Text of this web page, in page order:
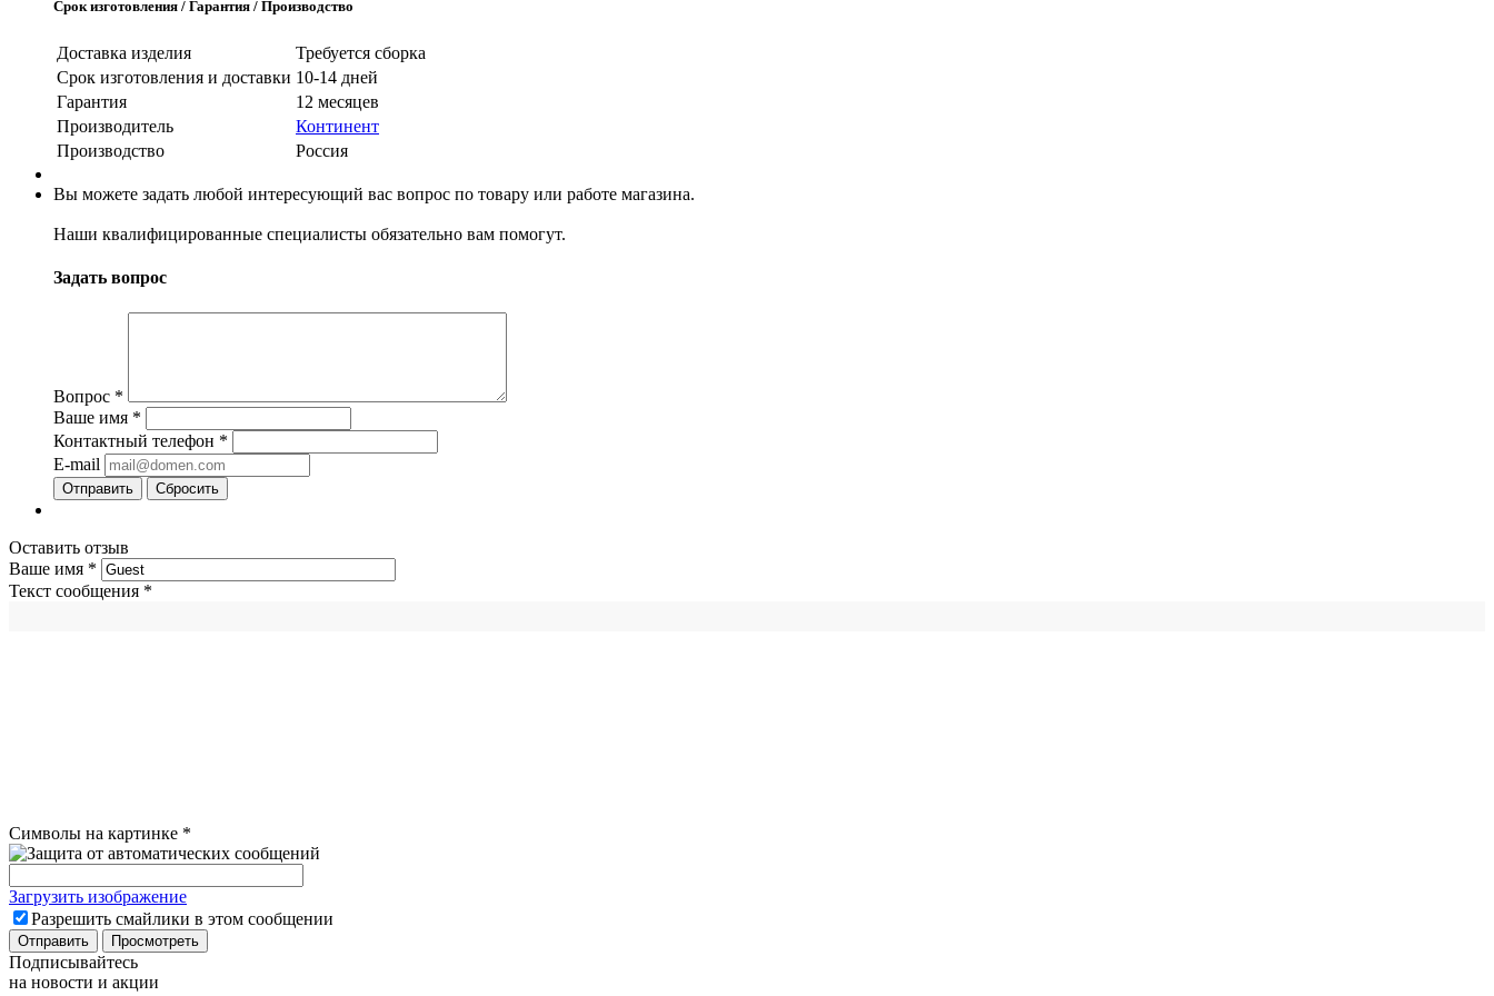
Срок изготовления / Гарантия / Производство
Доставка изделия
Требуется сборка
Срок изготовления и доставки 10-14 дней
Гарантия
12 месяцев
Производитель
Континент
Производство
Россия
Вы можете задать любой интересующий вас вопрос по товару или работе магазина.
Наши квалифицированные специалисты обязательно вам помогут.
Задать вопрос
Вопрос *
Ваше имя *
Контактный телефон *
E-mail
Сбросить
Оставить отзыв
Ваше имя *
Текст сообщения *
Символы на картинке *
Загрузить изображение
Разрешить смайлики в этом сообщении
Подписывайтесь
на новости и акции